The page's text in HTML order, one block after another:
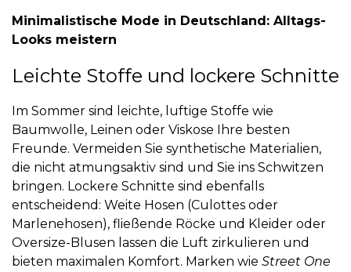
Minimalistische Mode in Deutschland: Alltags-
Looks meistern
Leichte Stoffe und lockere Schnitte
Im Sommer sind leichte, luftige Stoffe wie
Baumwolle, Leinen oder Viskose Ihre besten
Freunde. Vermeiden Sie synthetische Materialien,
die nicht atmungsaktiv sind und Sie ins Schwitzen
bringen. Lockere Schnitte sind ebenfalls
entscheidend: Weite Hosen (Culottes oder
Marlenehosen), fließende Röcke und Kleider oder
Oversize-Blusen lassen die Luft zirkulieren und
bieten maximalen Komfort. Marken wie Street One